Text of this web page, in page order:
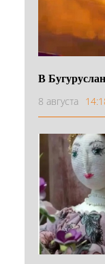
В
8 августа